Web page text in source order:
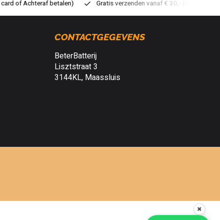
verzenden vanaf € 30,- (NL) Verzendkosten € 2,95 (NL)
CONTACTGEGEVENS
BeterBatterij
Lisztstraat 3
3144KL, Maassluis
✖